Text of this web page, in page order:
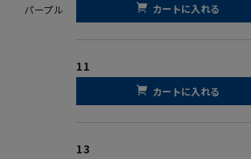
パープル カートに入れる
11
カートに入れる
13